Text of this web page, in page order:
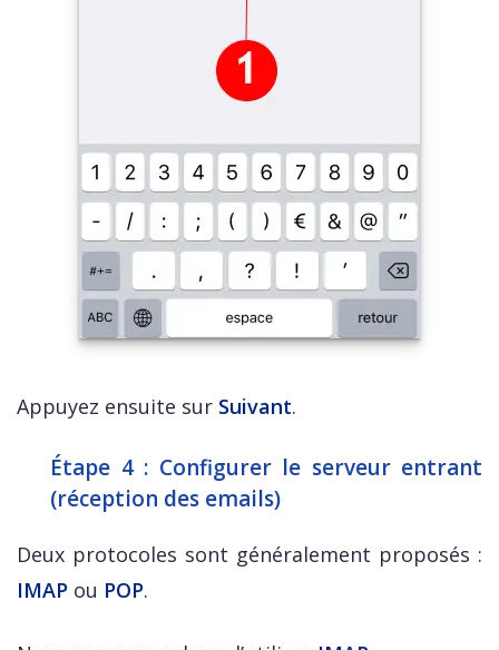
Appuyez ensuite sur Suivant.
Étape 4 : Configurer le serveur entrant
(réception des emails)
Deux protocoles sont généralement proposés :
IMAP ou POP.